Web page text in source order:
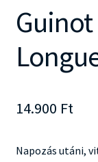
14.900 Ft
Napozás utáni,